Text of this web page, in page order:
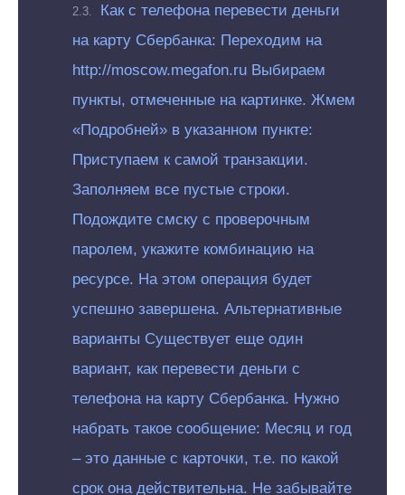
Как с телефона перевести деньги
на карту Сбербанка: Переходим на
http://moscow.megafon.ru Выбираем
пункты, отмеченные на картинке. Жмем
«Подробней» в указанном пункте:
Приступаем к самой транзакции.
Заполняем все пустые строки.
Подождите смску с проверочным
паролем, укажите комбинацию на
ресурсе. На этом операция будет
успешно завершена. Альтернативные
варианты Существует еще один
вариант, как перевести деньги с
телефона на карту Сбербанка. Нужно
набрать такое сообщение: Месяц и год
– это данные с карточки, т.е. по какой
срок она действительна. Не забывайте